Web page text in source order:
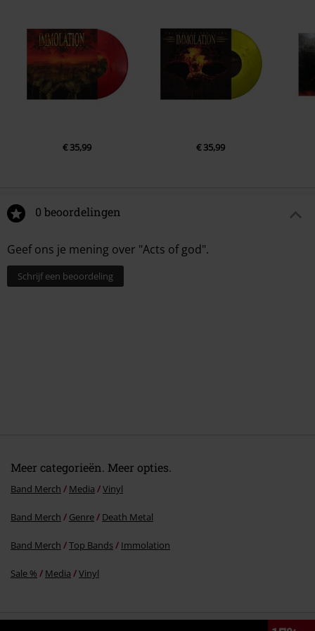
Blooded
Overtures Of The Wicked
Immoral Stain
Incineration Procession
Derelict Of Spirit
14. And The Flames Wept
€ 35,99 € 35,99
0 beoordelingen
Geef ons je mening over "Acts of god".
Schrijf een beoordeling
Meer categorieën. Meer opties.
Band Merch Media Vinyl
Band Merch Genre Death Metal
Band Merch Top Bands Immolation
Sale % Media Vinyl